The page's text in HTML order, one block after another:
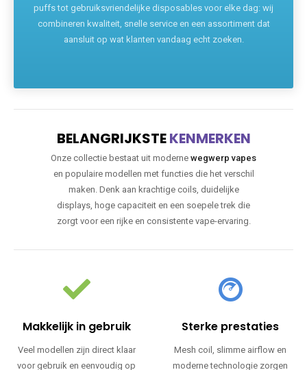
puffs tot gebruiksvriendelijke disposables voor elke dag: wij
combineren kwaliteit, snelle service en een assortiment dat
aansluit op wat klanten vandaag echt zoeken.
BELANGRIJKSTEKENMERKEN
Onze collectie bestaat uit moderne wegwerp vapes
en populaire modellen met functies die het verschil
maken. Denk aan krachtige coils, duidelijke
displays, hoge capaciteit en een soepele trek die
zorgt voor een rijke en consistente vape-ervaring.
Makkelijk in gebruik
Veel modellen zijn direct klaar
voor gebruik en eenvoudig op
Sterke prestaties
Mesh coil, slimme airflow en
moderne technologie zorgen